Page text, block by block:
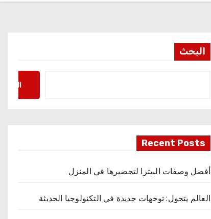
البحث
البحث
Recent Posts
أفضل وصفات البيتزا لتحضيرها في المنزل
العالم يتحول: توجهات جديدة في التكنولوجيا الحديثة